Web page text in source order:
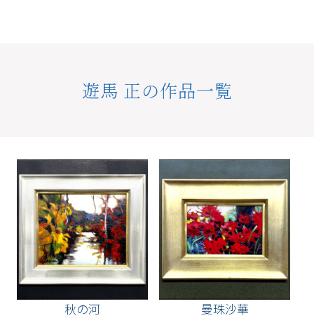
遊馬 正の作品一覧
秋の河 曼珠沙華